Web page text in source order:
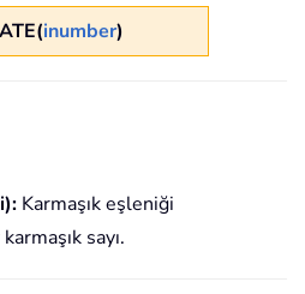
inumber)
Karmaşık eşleniği
sayı.